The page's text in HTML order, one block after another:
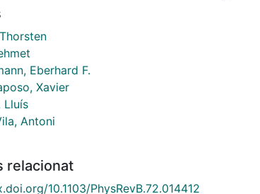
Eberhard F.
Xavier
Lluís
Antoni
relacionat
10.1103/PhysRevB.72.014412